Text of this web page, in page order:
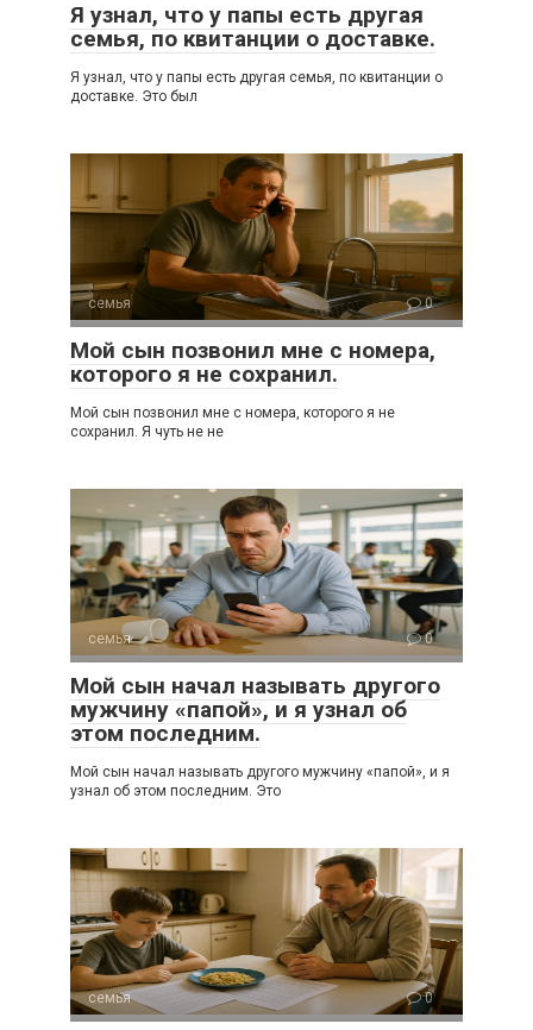
Я узнал, что у папы есть другая
семья, по квитанции о доставке.
Я узнал, что у папы есть другая семья, по квитанции о
доставке. Это был
семья 0
Мой сын позвонил мне с номера,
которого я не сохранил.
Мой сын позвонил мне с номера, которого я не
сохранил. Я чуть не не
семья 0
Мой сын начал называть другого
мужчину «папой», и я узнал об
этом последним.
Мой сын начал называть другого мужчину «папой», и я
узнал об этом последним. Это
семья 0